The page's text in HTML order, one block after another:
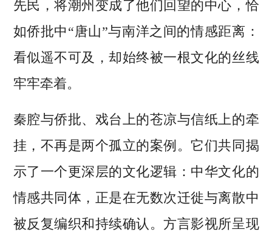
先民，将潮州变成了他们回望的中心，恰
如侨批中“唐山”与南洋之间的情感距离：
看似遥不可及，却始终被一根文化的丝线
牢牢牵着。
秦腔与侨批、戏台上的苍凉与信纸上的牵
挂，不再是两个孤立的案例。它们共同揭
示了一个更深层的文化逻辑：中华文化的
情感共同体，正是在无数次迁徙与离散中
被反复编织和持续确认。方言影视所呈现